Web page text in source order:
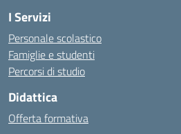
I Servizi
Personale scolastico
Famiglie e studenti
Percorsi di studio
Didattica
Offerta formativa